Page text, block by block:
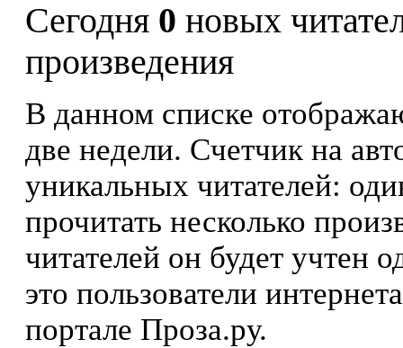
Сегодня 0 новых
произведения
В данном списке
две недели. Счетчик на
уникальных читателей:
прочитать несколько
читателей он будет учтен
это пользователи
портале Проза.ру.